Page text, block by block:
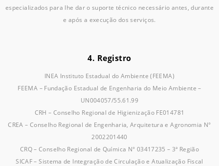
especializados para lhe dar o suporte técnico necessário antes, durante
e após a execução dos serviços.
4. Registro
INEA Instituto Estadual do Ambiente (FEEMA)
FEEMA – Fundação Estadual de Engenharia do Meio Ambiente –
UN004057/55.61.99
CRH – Conselho Regional de Higienização FE014781
CREA – Conselho Regional de Engenharia, Arquitetura e Agronomia N°
2002201440
CRQ – Conselho Regional de Química N° 03417235 – 3ª Região
SICAF – Sistema de Integração de Circulação e Atualização Fiscal